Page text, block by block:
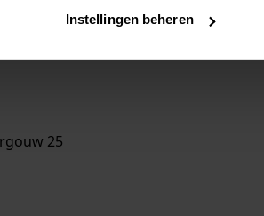
Instellingen beheren
25